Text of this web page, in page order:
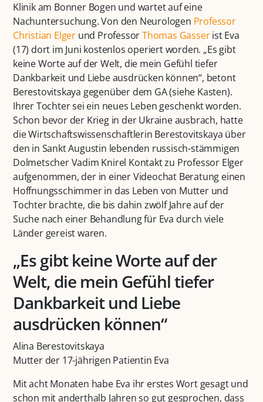
Klinik am Bonner Bogen und wartet auf eine
Nachuntersuchung. Von den Neurologen Professor
Christian Elger und ProfessorThomas Gasserist Eva
(17) dort im Juni kostenlos operiert worden. „Es gibt
keine Worte auf der Welt, die mein Gefühl tiefer
Dankbarkeit und Liebe ausdrücken können“, betont
Berestovitskaya gegenüber dem GA (siehe Kasten).
Ihrer Tochter sei ein neues Leben geschenkt worden.
Schon bevor der Krieg in der Ukraine ausbrach, hatte
die Wirtschaftswissenschaftlerin Berestovitskaya über
den in Sankt Augustin lebenden russisch-stämmigen
Dolmetscher Vadim Knirel Kontakt zu Professor Elger
aufgenommen, der in einer Videochat Beratung einen
Hoffnungsschimmer in das Leben von Mutter und
Tochter brachte, die bis dahin zwölf Jahre auf der
Suche nach einer Behandlung für Eva durch viele
Länder gereist waren.
„Es gibt keine Worte auf der
Welt, die mein Gefühl tiefer
Dankbarkeit und Liebe
ausdrücken können“
Alina Berestovitskaya
Mutter der 17-jährigen Patientin Eva
Mit acht Monaten habe Eva ihr erstes Wort gesagt und
schon mit anderthalb Jahren so gut gesprochen, dass